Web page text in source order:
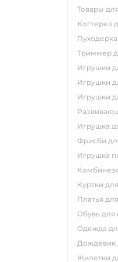
товары
когтерез
триммер
игрушки
игрушки
игрушки
игрушка
фрисби
игрушка
куртки
платья
обувь
одежда
жилетки